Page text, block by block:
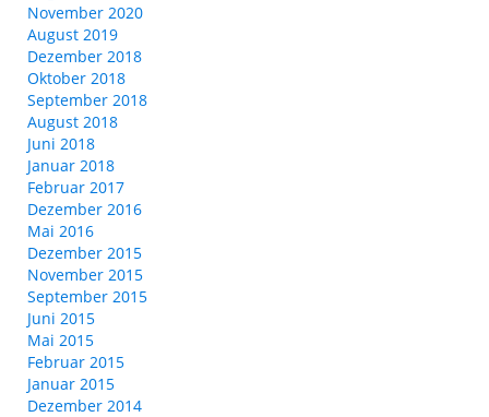
November 2020
August 2019
Dezember 2018
Oktober 2018
September 2018
August 2018
Juni 2018
Januar 2018
Februar 2017
Dezember 2016
Mai 2016
Dezember 2015
November 2015
September 2015
Juni 2015
Mai 2015
Februar 2015
Januar 2015
Dezember 2014